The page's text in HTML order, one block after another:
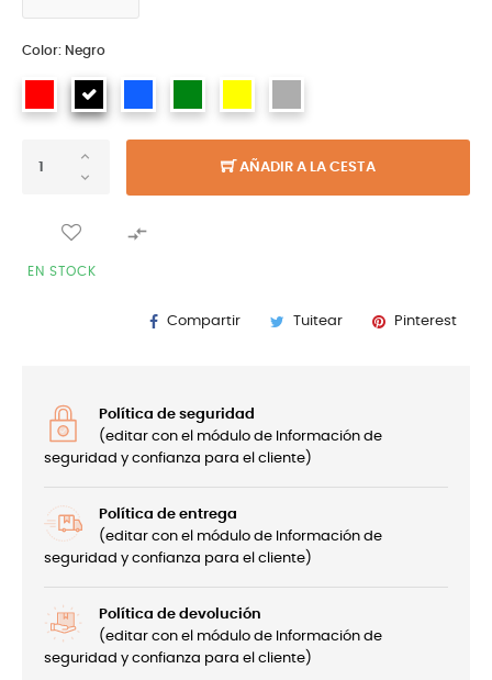
Color: Negro
AÑADIR A LA CESTA

EN STOCK
Compartir Tuitear Pinterest
Política de seguridad
(editar con el módulo de Información de
seguridad y confianza para el cliente)
Política de entrega
(editar con el módulo de Información de
seguridad y confianza para el cliente)
Política de devolución
(editar con el módulo de Información de
seguridad y confianza para el cliente)